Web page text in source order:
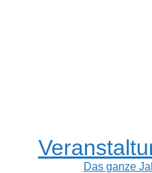
Das ganze